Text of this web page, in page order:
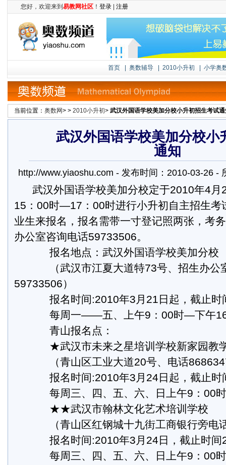
您好，欢迎来到 易教网社区 ！ 登录 注册
首页 奥数辅导 2010小升初 小学奥
当前位置： 奥数网> > 2010小升初> 武汉外国语学校美加分校小升初招生考试
武汉外国语学校美加分校小
通知
http://www.yiaoshu.com - 发布时间：2010-03-26 -
武汉外国语学校美加分校定于2010年4月
15：00时—17：00时进行小升初自主招生考
业生来报名，报名需带一寸登记照两张，考
办公室咨询电话59733506。
报名地点：武汉外国语学校美加分校
（武汉市江夏大道特73号、招生办公
59733506）
报名时间:2010年3月21日起，截止时
每周一——五、上午9：00时—下午16
青山报名点：
★武汉市未来之星培训学校新家园教
（青山区工业大道20号、电话
报名时间:2010年3月24日起，截止时
每周三、四、五、六、日上午9：00
★★武汉市翰林文化艺术培训学校
（青山区红钢城十九街工商银行旁电
报名时间:2010年3月24日，截止时间
每周三、四、五、六、日上午9：00